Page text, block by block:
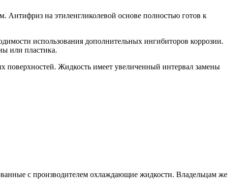
Антифриз на этиленгликолевой основе полностью готов к
использования дополнительных ингибиторов коррозии.
или пластика.
поверхностей. Жидкость имеет увеличенный интервал замены
с производителем охлаждающие жидкости. Владельцам же